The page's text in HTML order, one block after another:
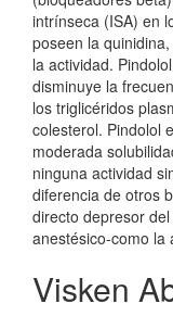
intrínseca (ISA) en
poseen la
la actividad.
disminuye la
los triglicéridos
colesterol. Pindolol
moderada
ninguna actividad
diferencia de otros
directo depresor
anestésico-como la
Visken